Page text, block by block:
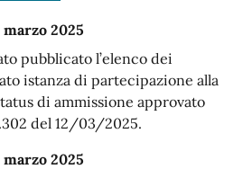
2025
pubblicato l’elenco dei
istanza di partecipazione alla
di ammissione approvato
del 12/03/2025.
2025